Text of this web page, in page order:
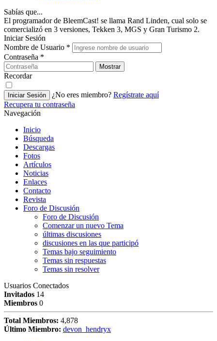
Sabías que...
El programador de BleemCast! se llama Rand Linden, cual solo se
comercializó en 3 versiones, Tekken 3, MGS y Gran Turismo 2.
Iniciar Sesión
Nombre de Usuario *
Contraseña *
Mostrar
Recordar
Iniciar Sesión ¿No eres miembro? Regístrate aquí
Recupera tu contraseña
Navegación
Inicio
Búsqueda
Descargas
Fotos
Artículos
Noticias
Enlaces
Contacto
Revista
Foro de Discusión
Foro de Discusión
Comenzar un nuevo Tema
últimas discusiones
discusiones en las que participó
Temas bajo seguimiento
Temas sin respuestas
Temas sin resolver
Usuarios Conectados
Invitados 14
Miembros 0
Total Miembros: 4,878
Último Miembro: devon_hendryx